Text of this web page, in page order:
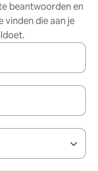
beantwoorden en
vinden die aan je